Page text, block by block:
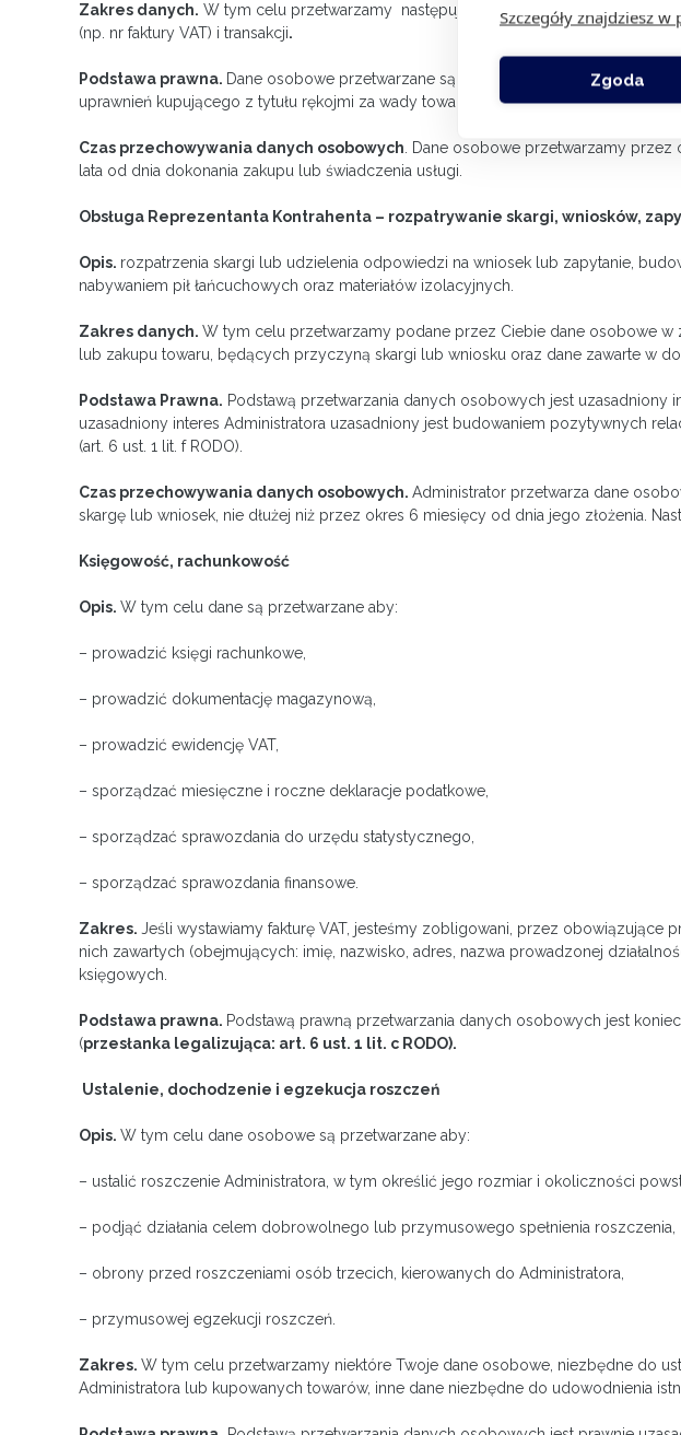
Szczegóły znajdziesz
Zgoda
Zakres danych. W tym celu przetwarzamy następujące, podane przez Ciebie
(np. nr faktury VAT) i transakcji.
Podstawa prawna. Dane osobowe przetwarzane są w celu wypełnienia przez
uprawnień kupującego z tytułu rękojmi za wady towaru).(art. 6 ust. 1 lit. c RODO).
Czas przechowywania danych osobowych . Dane osobowe przetwarzamy
lata od dnia dokonania zakupu lub świadczenia usługi.
Obsługa Reprezentanta Kontrahenta – rozpatrywanie skargi, wniosków,
Opis. rozpatrzenia skargi lub udzielenia odpowiedzi na wniosek lub zapytanie,
nabywaniem pił łańcuchowych oraz materiałów izolacyjnych.
Zakres danych. W tym celu przetwarzamy podane przez Ciebie dane osobowe w
lub zakupu towaru, będących przyczyną skargi lub wniosku oraz dane zawarte w
Podstawa Prawna. Podstawą przetwarzania danych osobowych jest
uzasadniony interes Administratora uzasadniony jest budowaniem pozytywnych
(art. 6 ust. 1 lit. f RODO).
Czas przechowywania danych osobowych. Administrator przetwarza dane
skargę lub wniosek, nie dłużej niż przez okres 6 miesięcy od dnia jego złożenia.
Księgowość, rachunkowość
Opis. W tym celu dane są przetwarzane aby:
– prowadzić księgi rachunkowe,
– prowadzić dokumentację magazynową,
– prowadzić ewidencję VAT,
– sporządzać miesięczne i roczne deklaracje podatkowe,
– sporządzać sprawozdania do urzędu statystycznego,
– sporządzać sprawozdania finansowe.
Zakres. Jeśli wystawiamy fakturę VAT, jesteśmy zobligowani, przez
nich zawartych (obejmujących: imię, nazwisko, adres, nazwa prowadzonej
księgowych.
Podstawa prawna. Podstawą prawną przetwarzania danych osobowych jest
(przesłanka legalizująca: art. 6 ust. 1 lit. c RODO).
Ustalenie, dochodzenie i egzekucja roszczeń
Opis. W tym celu dane osobowe są przetwarzane aby:
– ustalić roszczenie Administratora, w tym określić jego rozmiar i okoliczności
– podjąć działania celem dobrowolnego lub przymusowego spełnienia roszczenia,
– obrony przed roszczeniami osób trzecich, kierowanych do Administratora,
– przymusowej egzekucji roszczeń.
Zakres. W tym celu przetwarzamy niektóre Twoje dane osobowe, niezbędne do
Administratora lub kupowanych towarów, inne dane niezbędne do udowodnienia